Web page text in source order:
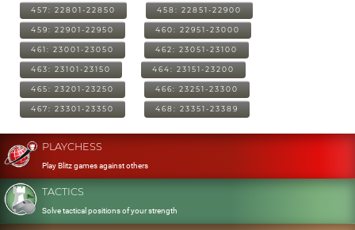
457: 22801-22850 458: 22851-22900
459: 22901-22950 460: 22951-23000
461: 23001-23050 462: 23051-23100
463: 23101-23150 464: 23151-23200
465: 23201-23250 466: 23251-23300
467: 23301-23350 468: 23351-23389
PLAYCHESS
Play Blitz games against others
TACTICS
Solve tactical positions of your strength